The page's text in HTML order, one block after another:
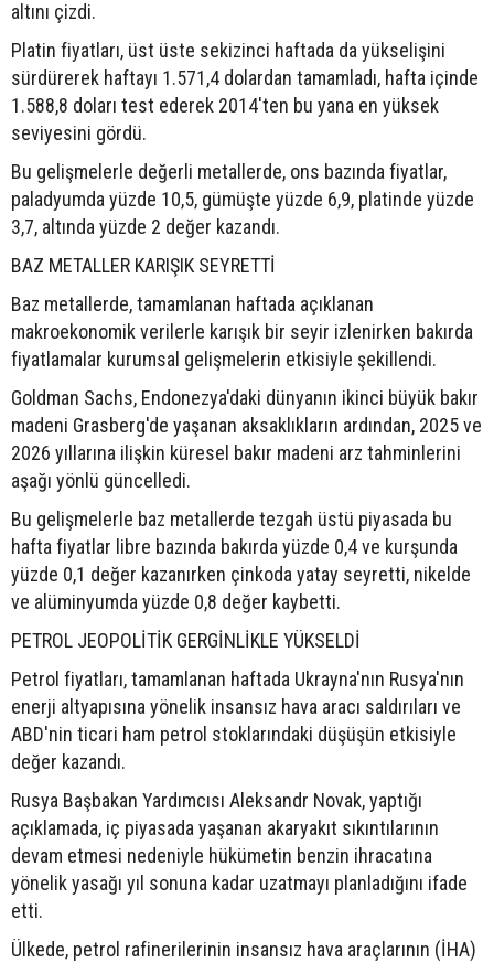
altını çizdi.
Platin fiyatları, üst üste sekizinci haftada da yükselişini
sürdürerek haftayı 1.571,4 dolardan tamamladı, hafta içinde
1.588,8 doları test ederek 2014'ten bu yana en yüksek
seviyesini gördü.
Bu gelişmelerle değerli metallerde, ons bazında fiyatlar,
paladyumda yüzde 10,5, gümüşte yüzde 6,9, platinde yüzde
3,7, altında yüzde 2 değer kazandı.
BAZ METALLER KARIŞIK SEYRETTİ
Baz metallerde, tamamlanan haftada açıklanan
makroekonomik verilerle karışık bir seyir izlenirken bakırda
fiyatlamalar kurumsal gelişmelerin etkisiyle şekillendi.
Goldman Sachs, Endonezya'daki dünyanın ikinci büyük bakır
madeni Grasberg'de yaşanan aksaklıkların ardından, 2025 ve
2026 yıllarına ilişkin küresel bakır madeni arz tahminlerini
aşağı yönlü güncelledi.
Bu gelişmelerle baz metallerde tezgah üstü piyasada bu
hafta fiyatlar libre bazında bakırda yüzde 0,4 ve kurşunda
yüzde 0,1 değer kazanırken çinkoda yatay seyretti, nikelde
ve alüminyumda yüzde 0,8 değer kaybetti.
PETROL JEOPOLİTİK GERGİNLİKLE YÜKSELDİ
Petrol fiyatları, tamamlanan haftada Ukrayna'nın Rusya'nın
enerji altyapısına yönelik insansız hava aracı saldırıları ve
ABD'nin ticari ham petrol stoklarındaki düşüşün etkisiyle
değer kazandı.
Rusya Başbakan Yardımcısı Aleksandr Novak, yaptığı
açıklamada, iç piyasada yaşanan akaryakıt sıkıntılarının
devam etmesi nedeniyle hükümetin benzin ihracatına
yönelik yasağı yıl sonuna kadar uzatmayı planladığını ifade
etti.
Ülkede, petrol rafinerilerinin insansız hava araçlarının (İHA)